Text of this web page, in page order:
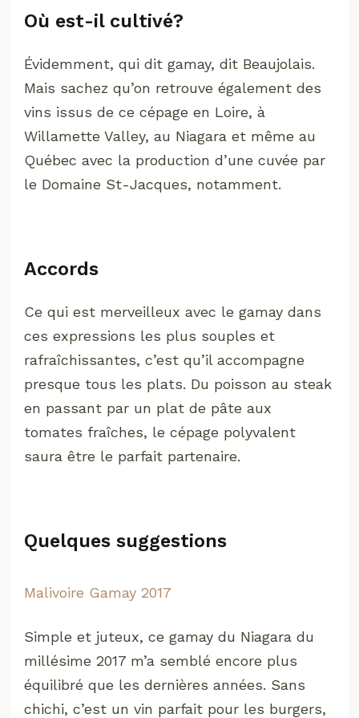
Où est-il cultivé?
Évidemment, qui dit gamay, dit Beaujolais.
Mais sachez qu’on retrouve également des
vins issus de ce cépage en Loire, à
Willamette Valley, au Niagara et même au
Québec avec la production d’une cuvée par
le Domaine St-Jacques, notamment.
Accords
Ce qui est merveilleux avec le gamay dans
ces expressions les plus souples et
rafraîchissantes, c’est qu’il accompagne
presque tous les plats. Du poisson au steak
en passant par un plat de pâte aux
tomates fraîches, le cépage polyvalent
saura être le parfait partenaire.
Quelques suggestions
Malivoire Gamay 2017
Simple et juteux, ce gamay du Niagara du
millésime 2017 m’a semblé encore plus
équilibré que les dernières années. Sans
chichi, c’est un vin parfait pour les burgers,